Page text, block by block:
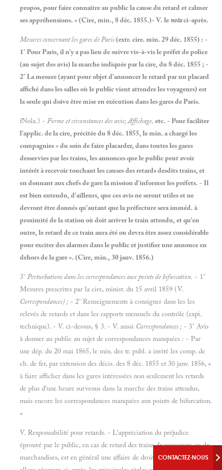
propos, pour faire connaître au public la cause du retard et calmer
ses appréhensions. » (Cire, min., 8 déc. 1855.)- V. le notaci-après.
Mesures concernant les gares de Paris(extr. cire. min. 29 déc. 1855) : -
1° Pour Paris, il n'y a pas lieu de suivre vis-à-vis le préfet de police
(au sujet des avis) la marche indiquée par la cire, du 8 déc. 1855 ; -
2° La mesure (ayant pour objet d'annoncer le retard par un placard
affiché dans les salles où le public vient attendre les voyageurs) est
la seule qui doive être mise en exécution dans les gares de Paris.
fNola.) - Forme et circonstances des avis; Affichage, etc. - Pour faciliter
l'applic. de la cire, précitée du 8 déc. 1855, le min. a chargé les
compagnies « du soin de faire placarder, dans toutes les gares
desservies par les trains, les annonces que le public peut avoir
intérêt à recevoir touchant les causes des retards desdits trains, et
en donnant aux chefs de gare la mission d'informer les préfets. - Il
est bien entendu, d'ailleurs, que ces avis ne seront utiles et ne
devront être donnés qu'autant que la préfecture sera imméd. à
proximité de la station où doit arriver le train attendu, et qu'en
outre, le retard de ce train aura été ou devra être assez considérable
pour exciter des alarmes dans le public et justifier une annonce en
dehors de la gare ». (Cire, min., 30 janv. 1856.)
3° Perturbations dans les correspondances aux points de bifurcation. - 1°
Mesures prescrites par la cire, minist. du 15 avril 1859 (V.
Correspondances) ; - 2° Renseignements à consigner dans les les
relevés de retards et dans les rapports mensuels du contrôle (expi.
technique). - V. ci-dessus, § 3. - V. aussi Correspondances ; - 3° Avis
à donner au public au sujet de correspondances manquées : - Par
une dép. du 20 mai 1865, le min. des tr. publ. a invité les comp. de
ch. de fer, par extension des décis. des 8 déc. 1855 et 30 janv. 1856, «
à faire afficher dans les gares intéressées non seulement les retards
de plus d'une heure survenus dans la marche des trains attendus,
mais encore les correspondances manquées aux points de bifurcation.
»
V. Responsabilité pour retards. - L'appréciation du préjudice
éprouvé par le public, en cas de retard des trains de voyageurs ou de
marchandises, est en général une affaire de droit commun. Nous
CONTACTEZ-NOUS